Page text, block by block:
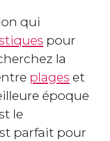
qui
pour
la
plages et
époque
le
parfait pour